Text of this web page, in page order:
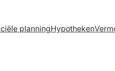
planningHypotheken